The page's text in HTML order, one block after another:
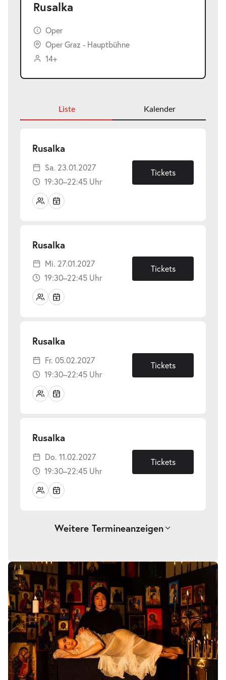
Rusalka
Oper
Oper Graz - Hauptbühne
14+
Liste Kalender
Rusalka
23.01.2027
Sa. 23.01.2027
19:30–22:45 Uhr
Tickets
Rusalka
27.01.2027
Mi. 27.01.2027
19:30–22:45 Uhr
Tickets
Rusalka
05.02.2027
Fr. 05.02.2027
19:30–22:45 Uhr
Tickets
Rusalka
11.02.2027
Do. 11.02.2027
19:30–22:45 Uhr
Tickets
Weitere Termineanzeigen
Rusalka-
Sa.
27.02.2027
Sa. 27.02.2027
19:30–22:45 Uhr
Tickets
Rusalka-